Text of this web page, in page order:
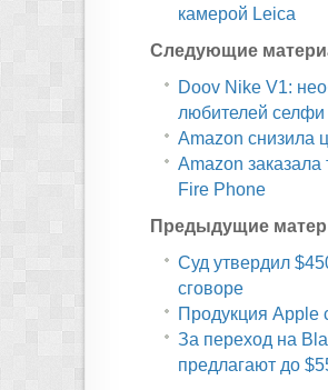
камерой Leica
Следующие
Doov Nike V1:
любителей селфи
Amazon снизила
Amazon
Fire Phone
Предыдущие
Суд утвердил
сговоре
Продукция Apple
За переход на
предлагают до